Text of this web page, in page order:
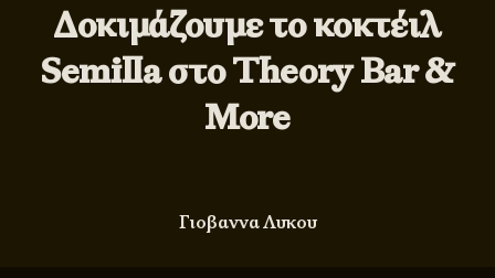
Δοκιμάζουμε το κοκτέιλ
Semilla στο Theory Bar &
More
Γιοβαννα Λυκου